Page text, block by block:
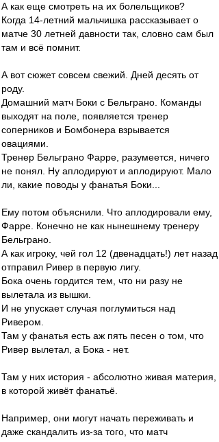
А как еще смотреть на их болельщиков?
Когда 14-летний мальчишка рассказывает о
матче 30 летней давности так, словно сам был
там и всё помнит.
А вот сюжет совсем свежий. Дней десять от
роду.
Домашний матч Боки с Бельграно. Команды
выходят на поле, появляется тренер
соперников и Бомбонера взрывается
овациями.
Тренер Бельграно Фарре, разумеется, ничего
не понял. Ну аплодируют и аплодируют. Мало
ли, какие поводы у фанатья Боки...
Ему потом объяснили. Что аплодировали ему,
Фарре. Конечно не как нынешнему тренеру
Бельграно.
А как игроку, чей гол 12 (двенадцать!) лет назад
отправил Ривер в первую лигу.
Бока очень гордится тем, что ни разу не
вылетала из вышки.
И не упускает случая поглумиться над
Ривером.
Там у фанатья есть аж пять песен о том, что
Ривер вылетал, а Бока - нет.
Там у них история - абсолютно живая материя,
в которой живёт фанатьё.
Например, они могут начать переживать и
даже скандалить из-за того, что матч